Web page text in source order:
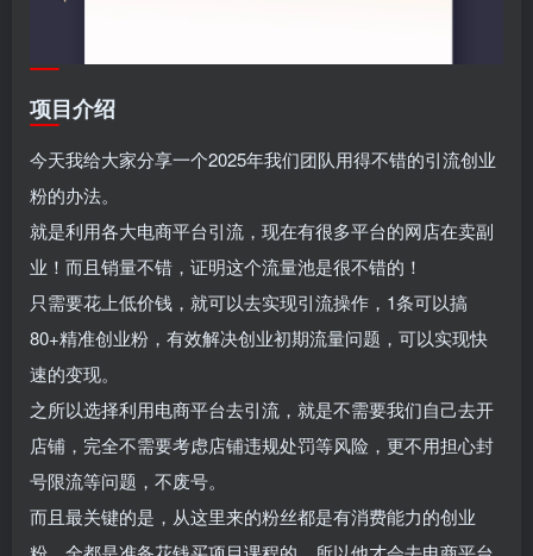
项目介绍
今天我给大家分享一个2025年我们团队用得不错的引流创业
粉的办法。
就是利用各大电商平台引流，现在有很多平台的网店在卖副
业！而且销量不错，证明这个流量池是很不错的！
只需要花上低价钱，就可以去实现引流操作，1条可以搞
80+精准创业粉，有效解决创业初期流量问题，可以实现快
速的变现。
之所以选择利用电商平台去引流，就是不需要我们自己去开
店铺，完全不需要考虑店铺违规处罚等风险，更不用担心封
号限流等问题，不废号。
而且最关键的是，从这里来的粉丝都是有消费能力的创业